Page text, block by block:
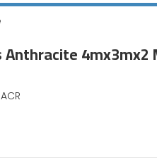
Anthracite 4mx3mx2